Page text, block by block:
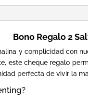
Bono Regalo 2
y complicidad con
este cheque regalo
perfecta de vivir la